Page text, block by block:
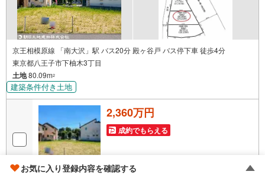
京王相模原線 「南大沢」駅 バス20分 殿ヶ谷戸 バス停下車 徒歩4分
東京都八王子市下柚木3丁目
土地80.09m2
建築条件付き土地
画像17枚
2,360万円
成約でもらえる
お気に入り登録内容を確認する